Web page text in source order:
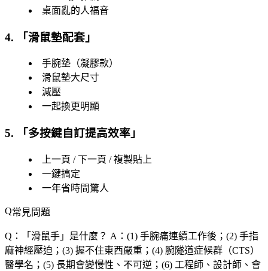
桌面亂的人福音
4. 「滑鼠墊配套 」
手腕墊（凝膠款）
滑鼠墊大尺寸
減壓
一起換更明顯
5. 「 多按鍵自訂提高效率 」
上一頁 / 下一頁 / 複製貼上
一鍵搞定
一年省時間驚人
常見問題
Q：「 滑鼠手 」是什麼？ A：(1) 手腕痛連續工作後；(2) 手指
麻神經壓迫；(3) 握不住東西嚴重；(4) 腕隧道症候群（CTS）
醫學名；(5) 長期會變慢性、不可逆；(6) 工程師、設計師、會